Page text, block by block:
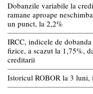
Dobanzile variabile la
ramane aproape
un punct, la 2,2%
IRCC, indicele de
fizice, a scazut la 1,75%,
creditarii
Istoricul ROBOR la 3 luni,